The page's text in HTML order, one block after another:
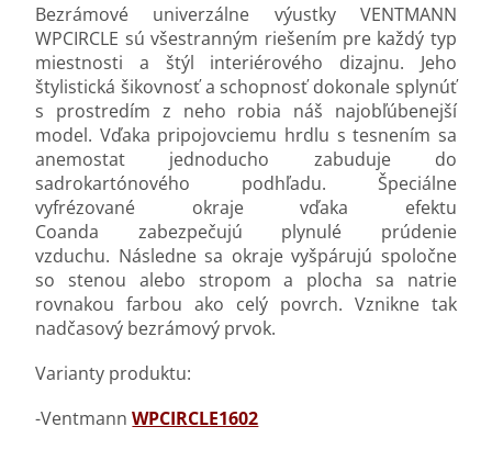
Bezrámové univerzálne výustky VENTMANN
WPCIRCLE sú všestranným riešením pre každý typ
miestnosti a štýl interiérového dizajnu. Jeho
štylistická šikovnosť a schopnosť dokonale splynúť
s prostredím z neho robia náš najobľúbenejší
model. Vďaka pripojovciemu hrdlu s tesnením sa
anemostat jednoducho zabuduje do
sadrokartónového podhľadu. Špeciálne
vyfrézované okraje vďaka efektu
Coanda zabezpečujú plynulé prúdenie
vzduchu. Následne sa okraje vyšpárujú spoločne
so stenou alebo stropom a plocha sa natrie
rovnakou farbou ako celý povrch. Vznikne tak
nadčasový bezrámový prvok.
Varianty produktu:
-VentmannWPCIRCLE1602